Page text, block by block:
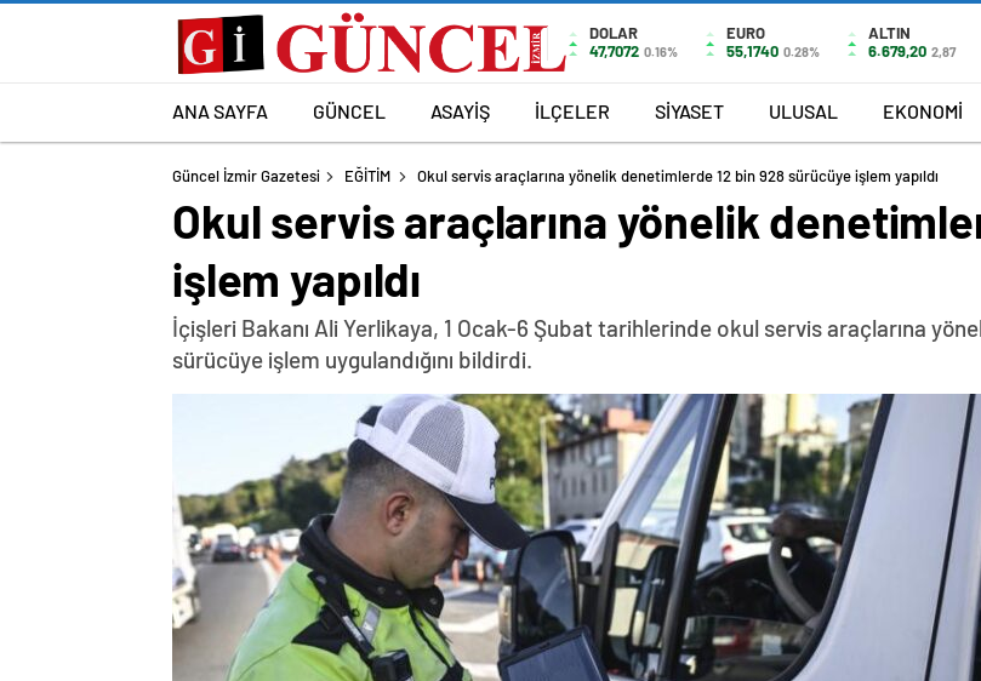
DOLAR
47,7072 0.16%
EURO
55,1740 0.28%
ALTIN
6.679,20 2,87
ANA SAYFA GÜNCEL ASAYİŞ İLÇELER SİYASET ULUSAL EKONOMİ
Güncel İzmir Gazetesi EĞİTİM Okul servis araçlarına yönelik denetimlerde 12 bin 928 sürücüye işlem yapıldı
Okul servis araçlarına yönelik
işlem yapıldı
İçişleri Bakanı Ali Yerlikaya, 1 Ocak-6 Şubat tarihlerinde okul servis araçlarına
sürücüye işlem uygulandığını bildirdi.